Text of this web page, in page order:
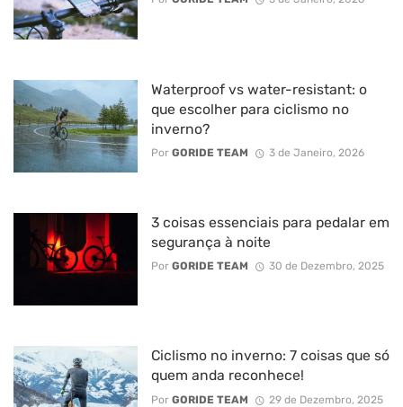
Waterproof vs water-resistant: o
que escolher para ciclismo no
inverno?
Por GORIDE TEAM 3 de Janeiro, 2026
3 coisas essenciais para pedalar em
segurança à noite
Por GORIDE TEAM 30 de Dezembro, 2025
Ciclismo no inverno: 7 coisas que só
quem anda reconhece!
Por GORIDE TEAM 29 de Dezembro, 2025